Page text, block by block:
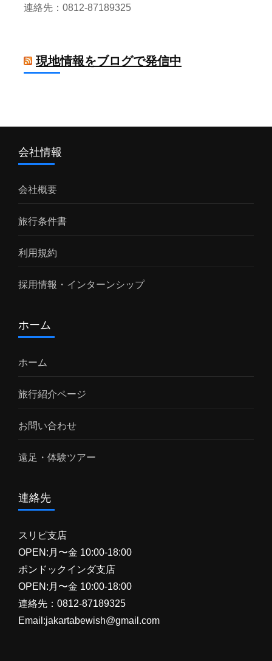
連絡先：0812-87189325
現地情報をブログで発信中
会社情報
会社概要
旅行条件書
利用規約
採用情報・インターンシップ
ホーム
ホーム
旅行紹介ページ
お問い合わせ
遠足・体験ツアー
連絡先
スリピ支店
OPEN:月〜金 10:00-18:00
ポンドックインダ支店
OPEN:月〜金 10:00-18:00
連絡先：0812-87189325
Email:jakartabewish@gmail.com